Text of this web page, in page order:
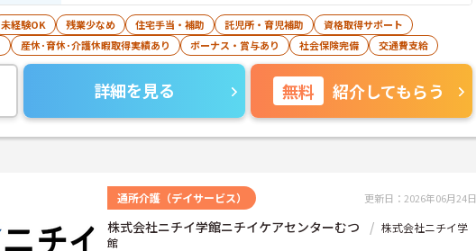
未経験OK 残業少なめ 住宅手当・補助 託児所・育児補助
資格取得サポート
産休･育休･介護休暇取得実績あり ボーナス・賞与あり 社会保険完備 交通費支給
詳細を見る 無料 紹介してもらう
通所介護（デイサービス） 更新日：2026年06月24日
株式会社ニチイ学館ニチイケアセンターむつ
株式会社ニチイ学
館